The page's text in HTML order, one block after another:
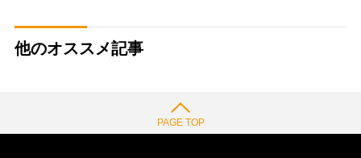
他のオススメ記事
PAGE TOP